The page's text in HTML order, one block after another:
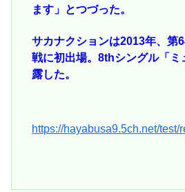
ます」とつづった。
サカナクションは2013年、第
戦に初出場。8thシングル「ミ
露した。
https://hayabusa9.5ch.net/